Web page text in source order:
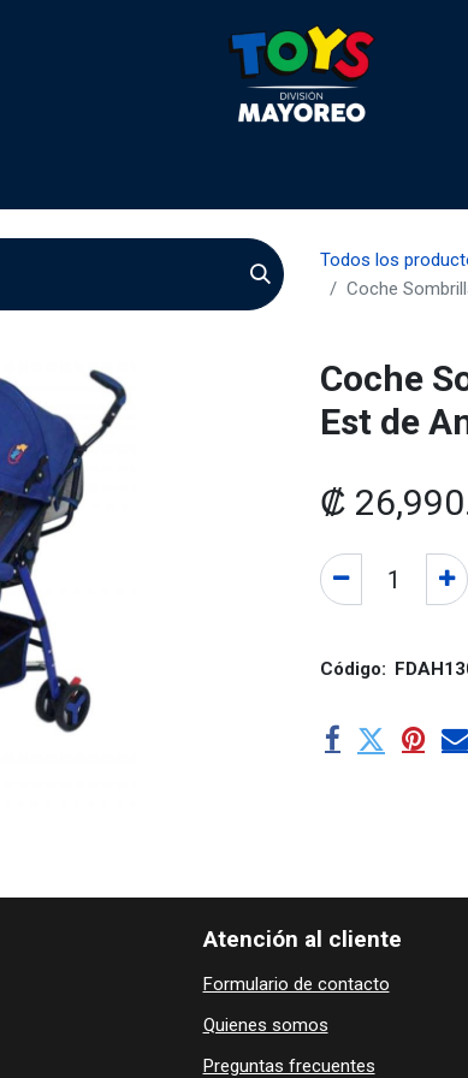
Todos los
Coche
Coche
Est de
₡
Código:
Atención al cliente
Formulario de contacto
Quienes ​som​​​os
Preguntas frecuentes